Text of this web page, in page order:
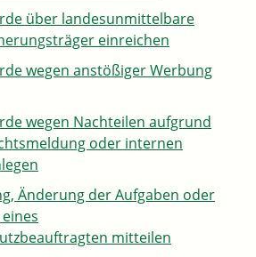
über landesunmittelbare
einreichen
wegen anstößiger Werbung
wegen Nachteilen aufgrund
oder internen
Änderung der Aufgaben oder
mitteilen